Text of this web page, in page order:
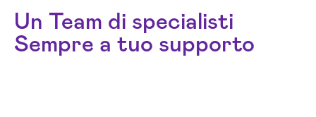
Un Team di specialisti
Sempre a tuo supporto